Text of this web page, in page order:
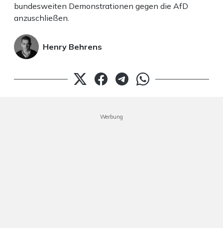
bundesweiten Demonstrationen gegen die AfD
anzuschließen.
Henry Behrens
Werbung